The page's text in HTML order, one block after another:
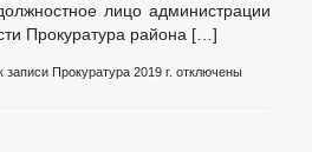
лицо администрации
Прокуратура района […]
записи Прокуратура 2019 г. отключены